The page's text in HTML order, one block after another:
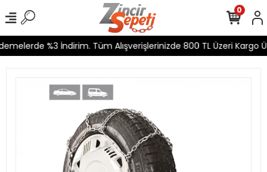
%3 İndirim. Tüm Alışverişlerinizde 800 TL Üzeri Kargo
0